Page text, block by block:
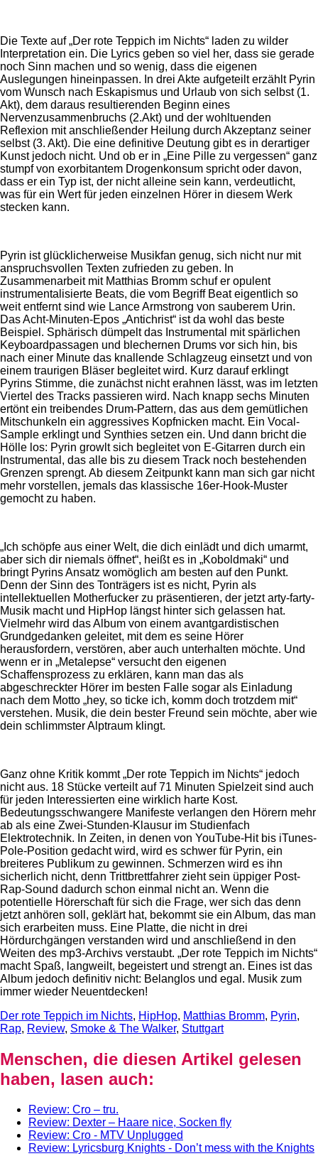
Die Texte auf „Der rote Teppich im Nichts“ laden zu wilder
Interpretation ein. Die Lyrics geben so viel her, dass sie gerade
noch Sinn machen und so wenig, dass die eigenen
Auslegungen hineinpassen. In drei Akte aufgeteilt erzählt Pyrin
vom Wunsch nach Eskapismus und Urlaub von sich selbst (1.
Akt), dem daraus resultierenden Beginn eines
Nervenzusammenbruchs (2.Akt) und der wohltuenden
Reflexion mit anschließender Heilung durch Akzeptanz seiner
selbst (3. Akt). Die eine definitive Deutung gibt es in derartiger
Kunst jedoch nicht. Und ob er in „Eine Pille zu vergessen“ ganz
stumpf von exorbitantem Drogenkonsum spricht oder davon,
dass er ein Typ ist, der nicht alleine sein kann, verdeutlicht,
was für ein Wert für jeden einzelnen Hörer in diesem Werk
stecken kann.
Pyrin ist glücklicherweise Musikfan genug, sich nicht nur mit
anspruchsvollen Texten zufrieden zu geben. In
Zusammenarbeit mit Matthias Bromm schuf er opulent
instrumentalisierte Beats, die vom Begriff Beat eigentlich so
weit entfernt sind wie Lance Armstrong von sauberem Urin.
Das Acht-Minuten-Epos „Antichrist“ ist da wohl das beste
Beispiel. Sphärisch dümpelt das Instrumental mit spärlichen
Keyboardpassagen und blechernen Drums vor sich hin, bis
nach einer Minute das knallende Schlagzeug einsetzt und von
einem traurigen Bläser begleitet wird. Kurz darauf erklingt
Pyrins Stimme, die zunächst nicht erahnen lässt, was im letzten
Viertel des Tracks passieren wird. Nach knapp sechs Minuten
ertönt ein treibendes Drum-Pattern, das aus dem gemütlichen
Mitschunkeln ein aggressives Kopfnicken macht. Ein Vocal-
Sample erklingt und Synthies setzen ein. Und dann bricht die
Hölle los: Pyrin growlt sich begleitet von E-Gitarren durch ein
Instrumental, das alle bis zu diesem Track noch bestehenden
Grenzen sprengt. Ab diesem Zeitpunkt kann man sich gar nicht
mehr vorstellen, jemals das klassische 16er-Hook-Muster
gemocht zu haben.
„Ich schöpfe aus einer Welt, die dich einlädt und dich umarmt,
aber sich dir niemals öffnet“, heißt es in „Koboldmaki“ und
bringt Pyrins Ansatz womöglich am besten auf den Punkt.
Denn der Sinn des Tonträgers ist es nicht, Pyrin als
intellektuellen Motherfucker zu präsentieren, der jetzt arty-farty-
Musik macht und HipHop längst hinter sich gelassen hat.
Vielmehr wird das Album von einem avantgardistischen
Grundgedanken geleitet, mit dem es seine Hörer
herausfordern, verstören, aber auch unterhalten möchte. Und
wenn er in „Metalepse“ versucht den eigenen
Schaffensprozess zu erklären, kann man das als
abgeschreckter Hörer im besten Falle sogar als Einladung
nach dem Motto „hey, so ticke ich, komm doch trotzdem mit“
verstehen. Musik, die dein bester Freund sein möchte, aber wie
dein schlimmster Alptraum klingt.
Ganz ohne Kritik kommt „Der rote Teppich im Nichts“ jedoch
nicht aus. 18 Stücke verteilt auf 71 Minuten Spielzeit sind auch
für jeden Interessierten eine wirklich harte Kost.
Bedeutungsschwangere Manifeste verlangen den Hörern mehr
ab als eine Zwei-Stunden-Klausur im Studienfach
Elektrotechnik. In Zeiten, in denen von YouTube-Hit bis iTunes-
Pole-Position gedacht wird, wird es schwer für Pyrin, ein
breiteres Publikum zu gewinnen. Schmerzen wird es ihn
sicherlich nicht, denn Trittbrettfahrer zieht sein üppiger Post-
Rap-Sound dadurch schon einmal nicht an. Wenn die
potentielle Hörerschaft für sich die Frage, wer sich das denn
jetzt anhören soll, geklärt hat, bekommt sie ein Album, das man
sich erarbeiten muss. Eine Platte, die nicht in drei
Hördurchgängen verstanden wird und anschließend in den
Weiten des mp3-Archivs verstaubt. „Der rote Teppich im Nichts“
macht Spaß, langweilt, begeistert und strengt an. Eines ist das
Album jedoch definitiv nicht: Belanglos und egal. Musik zum
immer wieder Neuentdecken!
Der rote Teppich im Nichts, HipHop, Matthias Bromm, Pyrin,
Rap, Review, Smoke & The Walker, Stuttgart
Menschen, die diesen Artikel gelesen
haben, lasen auch:
Review: Cro – tru.
Review: Dexter – Haare nice, Socken fly
Review: Cro - MTV Unplugged
Review: Lyricsburg Knights - Don’t mess with the Knights